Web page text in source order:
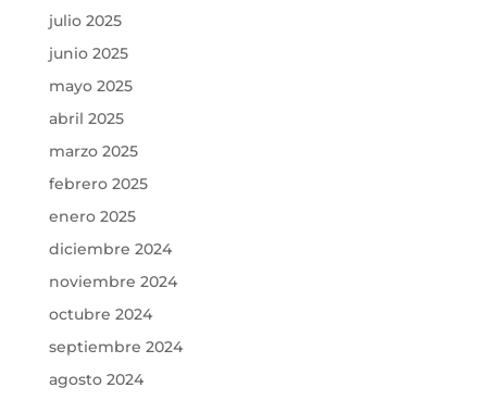
julio 2025
junio 2025
mayo 2025
abril 2025
marzo 2025
febrero 2025
enero 2025
diciembre 2024
noviembre 2024
octubre 2024
septiembre 2024
agosto 2024